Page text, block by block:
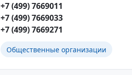
+7 (499) 7669011
+7 (499) 7669033
+7 (499) 7669271
Общественные организации